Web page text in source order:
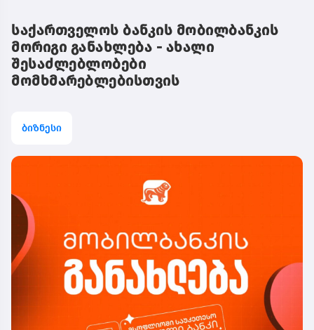
საქართველოს ბანკის მობილბანკის
მორიგი განახლება - ახალი
შესაძლებლობები
მომხმარებლებისთვის
ბიზნესი